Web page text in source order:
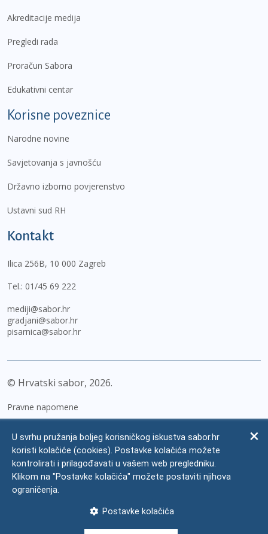
Akreditacije medija
Pregledi rada
Proračun Sabora
Edukativni centar
Korisne poveznice
Narodne novine
Savjetovanja s javnošću
Državno izborno povjerenstvo
Ustavni sud RH
Kontakt
Ilica 256B, 10 000 Zagreb
Tel.: 01/45 69 222
mediji@sabor.hr
gradjani@sabor.hr
pisarnica@sabor.hr
© Hrvatski sabor, 2026
Pravne napomene
Zaštita osobnih podataka
Impressum
Česta pitanja
U svrhu pružanja boljeg korisničkog iskustva sabor.hr
koristi kolačiće (cookies). Postavke kolačića možete
kontrolirati i prilagođavati u vašem web pregledniku.
Klikom na "Postavke kolačića" možete postaviti njihova
ograničenja.
Postavke kolačića